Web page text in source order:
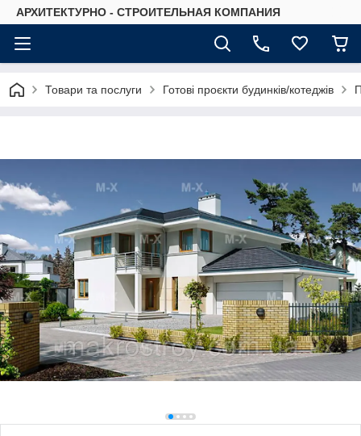
АРХИТЕКТУРНО - СТРОИТЕЛЬНАЯ КОМПАНИЯ
Товари та послуги Готові проєкти будинків/котеджів